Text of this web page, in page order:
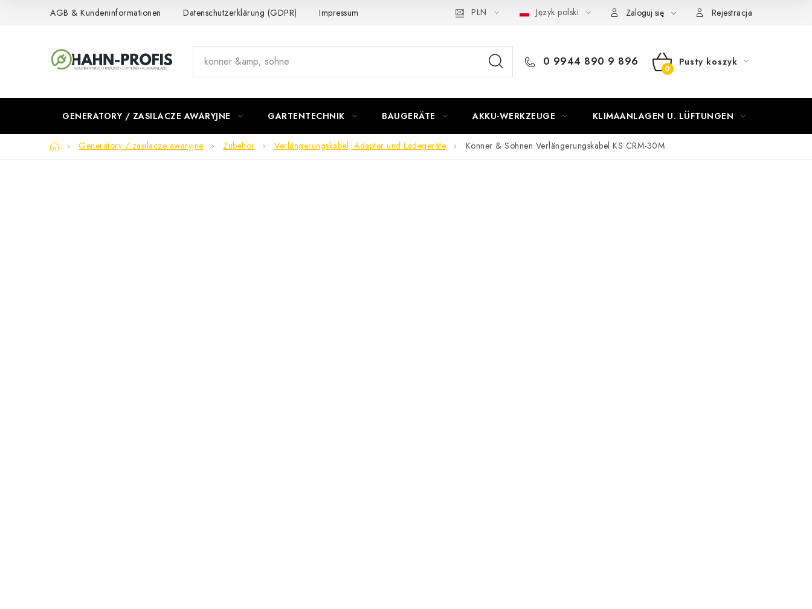
AGB & Kundeninformationen Datenschutzerklärung (GDPR) Impressum PLN Język polski Zaloguj się Rejestracja
0 9944 890 9 896
KOSZYK
Pusty koszyk
GENERATORY / ZASILACZE AWARYJNE GARTENTECHNIK BAUGERÄTE AKKU-WERKZEUGE KLIMAANLAGEN U. LÜFTUNGEN
HomeGeneratory / zasilacze awaryjne Zubehör Verlängerungskabel, Adapter und Ladegeräte Könner & Söhnen Verlängerungskabel KS CRM-30M